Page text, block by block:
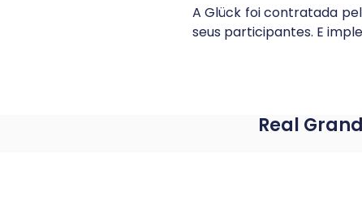
A Glück foi contratada
seus participantes. E
Real